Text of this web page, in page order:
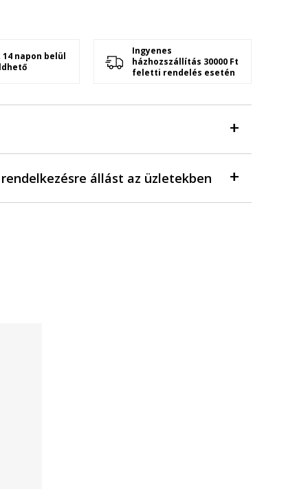
napon belül
Ingyenes
házhozszállítás 30000 Ft
feletti rendelés esetén
állást az üzletekben